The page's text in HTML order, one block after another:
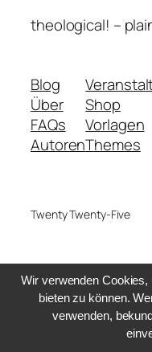
theological! –
Blog
Über
FAQs
Autoren
Shop
Vorlagen
Themes
Twenty Twenty-Five
Wir verwenden
bieten zu können.
verwenden,